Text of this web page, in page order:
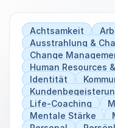
Achtsamkeit
Ausstrahlung &
Change
Human Resources
Identität
Life-Coaching
Mentale Stärke